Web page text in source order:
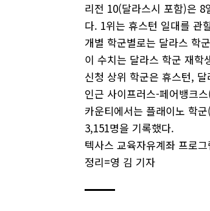
리전 10(달라스시 포함)은
다. 1위는 휴스턴 일대를 관
개별 학군별로는 달라스 학
이 수치는 달라스 학군 재학
신청 상위 학군은 휴스턴,
인근 사이프러스-페어뱅크
카운티에서는 플래이노 학
3,151명을 기록했다.
텍사스 교육자유계좌 프로
정리=영 김 기자